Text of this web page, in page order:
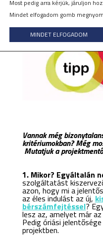
Vannak még
kritériumokban? Még
Mutatjuk a
1. Mikor? Egyáltalán
szolgáltatást
azon, hogy mi a
az éles indulást az új,
bérszámfejtéssel?
lesz az, amelyet már
Pedig óriási
projektben.
Most pedig arra kérjük, járuljon
Mindet elfogadom gomb
MINDET ELFOGADOM